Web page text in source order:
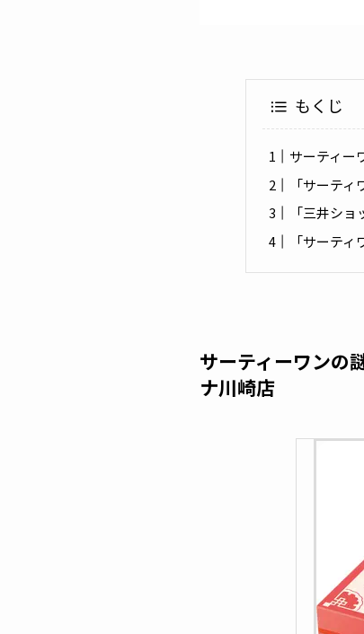
もくじ
サーティー
「サーテ
「三井シ
「サーテ
サーティーワンの
ナ川崎店